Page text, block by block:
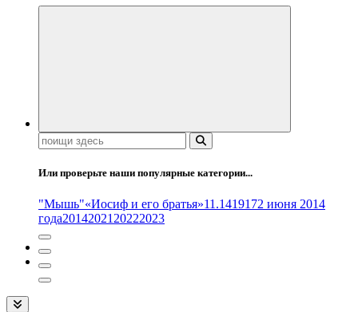
Поиск:
Или проверьте наши популярные категории...
"Мышь"«Иосиф и его братья»11.1419172 июня 2014
года20142021 20222023